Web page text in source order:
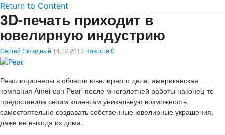
Return to Content
3D-печать приходит в
ювелирную индустрию
Сергей Складный 14.12.2013 Новости 0
Революционеры в области ювелирного дела, американская
компания American Pearl после многолетней работы наконец-то
предоставила своим клиентам уникальную возможность
самостоятельно создавать собственные ювелирные украшения,
даже не выходя из дома.